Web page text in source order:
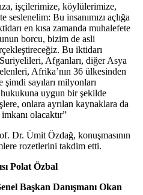
işçilerimize, köylülerimize,
seslenelim: Bu insanımızı açlığa
en kısa zamanda muhalefete
borcu, bizim de asli
Bu iktidarı
Afganları, diğer Asya
Afrika’nın 36 ülkesinden
sayıları milyonları
uygun bir şekilde
onlara ayrılan kaynaklara da
olacaktır”
Dr. Ümit Özdağ, konuşmasının
rozetlerini takdim etti.
Polat Özbal
Başkan Danışmanı Okan